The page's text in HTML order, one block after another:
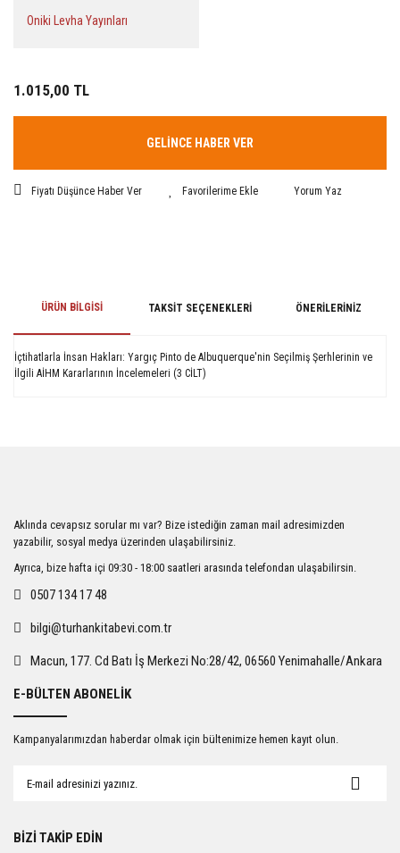
Oniki Levha Yayınları
1.015,00 TL
GELİNCE HABER VER
Fiyatı Düşünce Haber Ver Yorum Yaz
ÜRÜN BILGISI TAKSIT SEÇENEKLERI ÖNERILERINIZ
İçtihatlarla İnsan Hakları: Yargıç Pinto de Albuquerque'nin Seçilmiş Şerhlerinin ve
İlgili AİHM Kararlarının İncelemeleri (3 CİLT)
Ürün açıklamasında eksik bilgiler bulunuyor.
Ürün bilgilerinde hatalar bulunuyor.
Ürün fiyatı diğer sitelerden daha pahalı.
Gönder
Aklında cevapsız sorular mı var? Bize istediğin zaman mail adresimizden
yazabilir, sosyal medya üzerinden ulaşabilirsiniz.
Ayrıca, bize hafta içi 09:30 - 18:00 saatleri arasında telefondan ulaşabilirsin.
0507 134 17 48
bilgi@turhankitabevi.com.tr
Macun, 177. Cd Batı İş Merkezi No:28/42, 06560 Yenimahalle/Ankara
E-BÜLTEN ABONELİK
Kampanyalarımızdan haberdar olmak için bültenimize hemen kayıt olun.
BİZİ TAKİP EDİN